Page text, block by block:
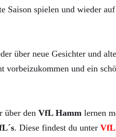
Saison spielen und wieder
über neue Gesichter und
vorbeizukommen und ein
über den VfL Hamm lernen
. Diese findest du unter